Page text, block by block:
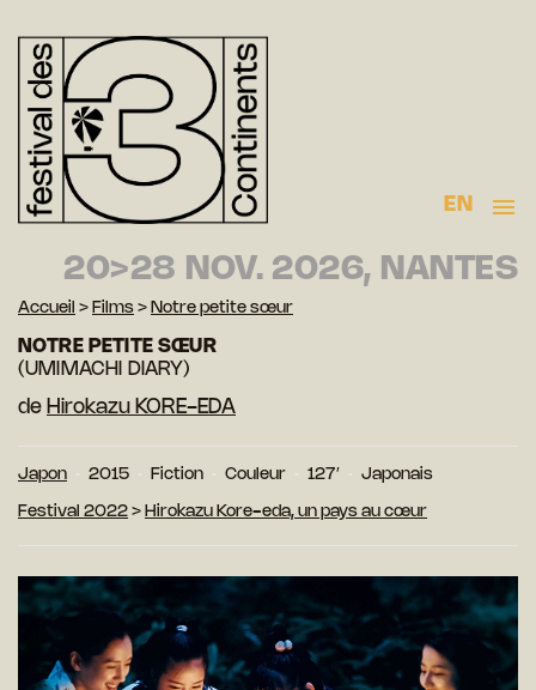
EN
20>28 NOV. 2026, NANTES
Accueil > Films > Notre petite sœur
NOTRE PETITE SŒUR
(UMIMACHI DIARY)
de Hirokazu KORE-EDA
Japon 2015 Fiction Couleur 127′ Japonais
Festival 2022 > Hirokazu Kore-eda, un pays au cœur